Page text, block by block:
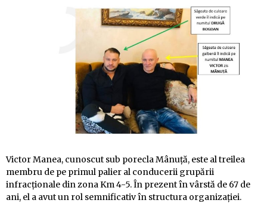
Victor Manea, cunoscut sub porecla Mânuță, este al treilea
membru de pe primul palier al conducerii grupării
infracționale din zona Km 4-5. În prezent în vârstă de 67 de
ani, el a avut un rol semnificativ în structura organizației.